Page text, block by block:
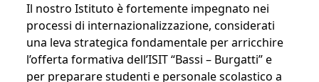
Il nostro Istituto è fortemente impegnato nei
processi di internazionalizzazione, considerati
una leva strategica fondamentale per arricchire
l’offerta formativa dell’ISIT “Bassi – Burgatti” e
per preparare studenti e personale scolastico a